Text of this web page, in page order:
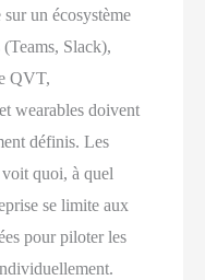
un écosystème
Slack),
QVT,
et wearables doivent
définis. Les
quoi, à quel
se limite aux
pour piloter les